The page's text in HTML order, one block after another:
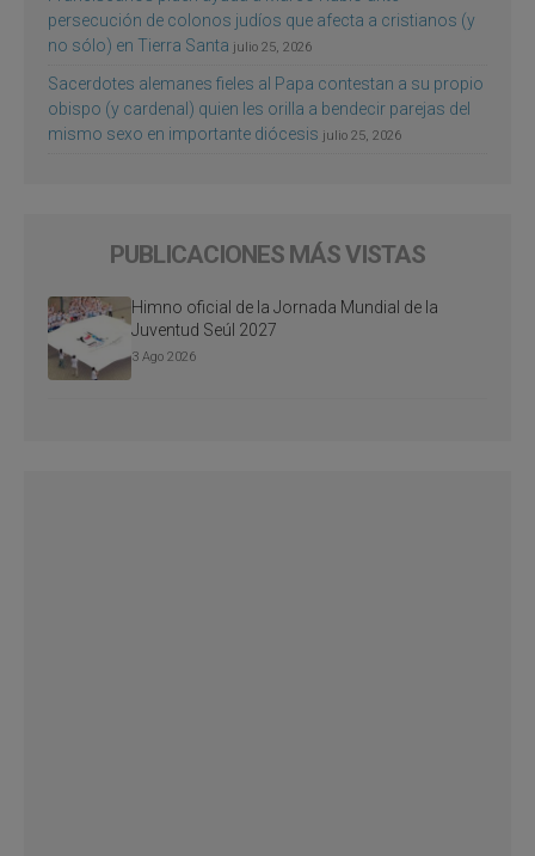
persecución de colonos judíos que afecta a cristianos (y
no sólo) en Tierra Santa julio 25, 2026
Sacerdotes alemanes fieles al Papa contestan a su propio
obispo (y cardenal) quien les orilla a bendecir parejas del
mismo sexo en importante diócesis julio 25, 2026
PUBLICACIONES MÁS VISTAS
Himno oficial de la Jornada Mundial de la
Juventud Seúl 2027
3 Ago 2026